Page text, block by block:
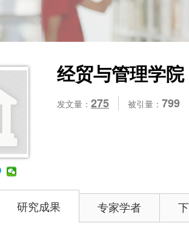
经贸与管理学院
发文量： 275 被引量： 799
研究成果 专家学者